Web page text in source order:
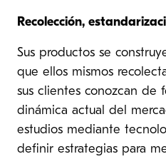
Recolección,
Sus productos se
que ellos mismos
sus clientes conozcan de
dinámica actual del
estudios mediante
definir estrategias para